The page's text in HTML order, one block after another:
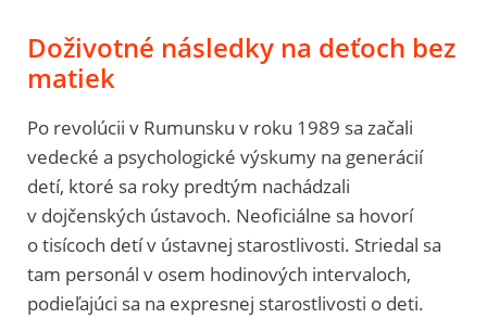
Doživotné následky na deťoch bez
matiek
Po revolúcii v Rumunsku v roku 1989 sa začali
vedecké a psychologické výskumy na generácií
detí, ktoré sa roky predtým nachádzali
v dojčenských ústavoch. Neoficiálne sa hovorí
o tisícoch detí v ústavnej starostlivosti. Striedal sa
tam personál v osem hodinových intervaloch,
podieľajúci sa na expresnej starostlivosti o deti.